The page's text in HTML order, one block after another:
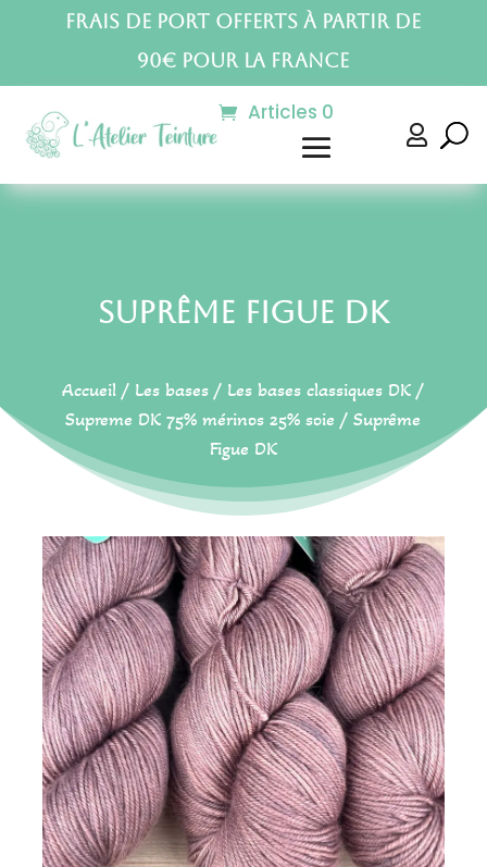
Frais de port offerts à partir de
90€ pour la France
Articles 0

Suprême Figue DK
Accueil / Les bases / Les bases classiques DK /
Supreme DK 75% mérinos 25% soie / Suprême
Figue DK